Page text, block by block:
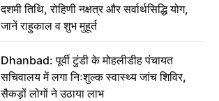
दशमी तिथि, रोहिणी नक्षत्र और सर्वार्थसिद्धि योग,
जानें राहुकाल व शुभ मुहूर्त
Dhanbad: पूर्वी टुंडी के मोहलीडीह पंचायत
सचिवालय में लगा निःशुल्क स्वास्थ्य जांच शिविर,
सैकड़ों लोगों ने उठाया लाभ